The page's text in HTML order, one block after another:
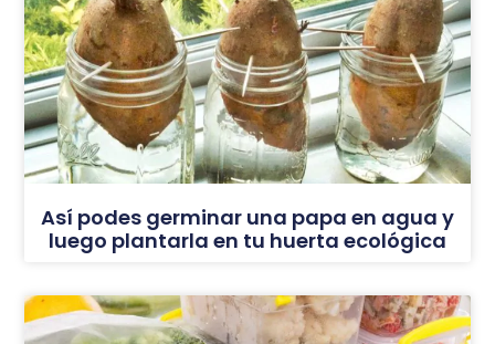
Así podes germinar una papa en agua y
luego plantarla en tu huerta ecológica